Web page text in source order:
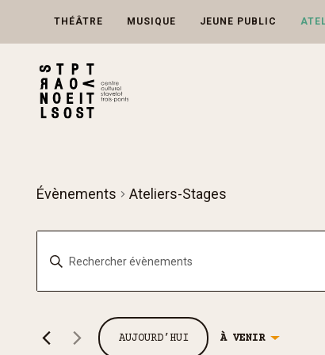
THÉÂTRE MUSIQUE JEUNE PUBLIC
Évènements Ateliers-Stages
Évènements
Saisir
Rechercher
Évènements
AUJOURD’HUI À VENIR